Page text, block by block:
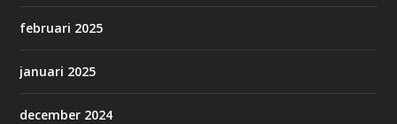
februari 2025
januari 2025
december 2024